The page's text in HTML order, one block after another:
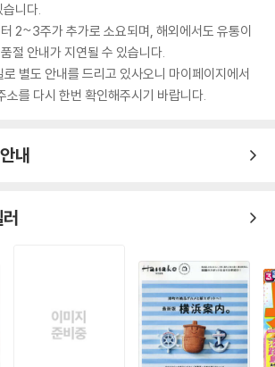
니다.
2~3주가 추가로 소요되며, 해외에서도 유통이
절 안내가 지연될 수 있습니다.
별도 안내를 드리고 있사오니 마이페이지에서
소를 다시 한번 확인해주시기 바랍니다.
내